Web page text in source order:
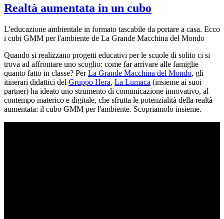
Realtà aumentata in un cubo
L'educazione ambientale in formato tascabile da portare a casa. Ecco
i cubi GMM per l'ambiente de La Grande Macchina del Mondo
Quando si realizzano progetti educativi per le scuole di solito ci si
trova ad affrontare uno scoglio: come far arrivare alle famiglie
quanto fatto in classe? PerLa Grande Macchina del Mondo, gli
itinerari didattici del Gruppo Hera, La Lumaca (insieme ai suoi
partner) ha ideato uno strumento di comunicazione innovativo, al
contempo materico e digitale, che sfrutta le potenzialità della realtà
aumentata: il cubo GMM per l'ambiente. Scopriamolo insieme.